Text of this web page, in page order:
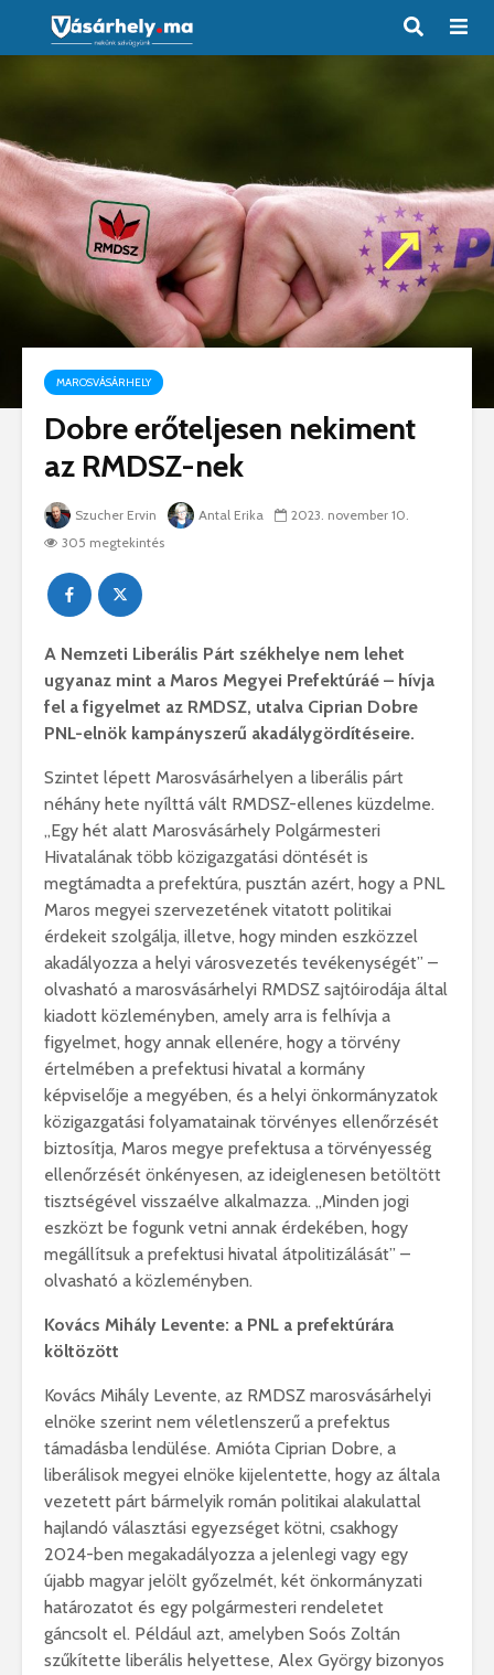
MAROSVÁSÁRHELY
Dobre erőteljesen nekiment
az RMDSZ-nek
Szucher Ervin Antal Erika
2023. november 10.
305 megtekintés
A Nemzeti Liberális Párt székhelye nem lehet
ugyanaz mint a Maros Megyei Prefektúráé – hívja
fel a figyelmet az RMDSZ, utalva Ciprian Dobre
PNL-elnök kampányszerű akadálygördítéseire.
Szintet lépett Marosvásárhelyen a liberális párt
néhány hete nyílttá vált RMDSZ-ellenes küzdelme.
„Egy hét alatt Marosvásárhely Polgármesteri
Hivatalának több közigazgatási döntését is
megtámadta a prefektúra, pusztán azért, hogy a PNL
Maros megyei szervezetének vitatott politikai
érdekeit szolgálja, illetve, hogy minden eszközzel
akadályozza a helyi városvezetés tevékenységét” –
olvasható a marosvásárhelyi RMDSZ sajtóirodája által
kiadott közleményben, amely arra is felhívja a
figyelmet, hogy annak ellenére, hogy a törvény
értelmében a prefektusi hivatal a kormány
képviselője a megyében, és a helyi önkormányzatok
közigazgatási folyamatainak törvényes ellenőrzését
biztosítja, Maros megye prefektusa a törvényesség
ellenőrzését önkényesen, az ideiglenesen betöltött
tisztségével visszaélve alkalmazza. „Minden jogi
eszközt be fogunk vetni annak érdekében, hogy
megállítsuk a prefektusi hivatal átpolitizálását” –
olvasható a közleményben.
Kovács Mihály Levente: a PNL a prefektúrára
költözött
Kovács Mihály Levente, az RMDSZ marosvásárhelyi
elnöke szerint nem véletlenszerű a prefektus
támadásba lendülése. Amióta Ciprian Dobre, a
liberálisok megyei elnöke kijelentette, hogy az általa
vezetett párt bármelyik román politikai alakulattal
hajlandó választási egyezséget kötni, csakhogy
2024-ben megakadályozza a jelenlegi vagy egy
újabb magyar jelölt győzelmét, két önkormányzati
határozatot és egy polgármesteri rendeletet
gáncsolt el. Például azt, amelyben Soós Zoltán
szűkítette liberális helyettese, Alex György bizonyos